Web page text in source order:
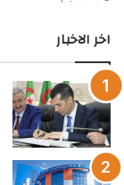
اخر الاخبار